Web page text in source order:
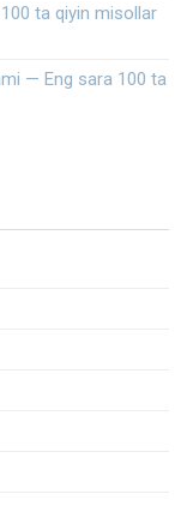
ta qiyin misollar
— Eng sara 100 ta